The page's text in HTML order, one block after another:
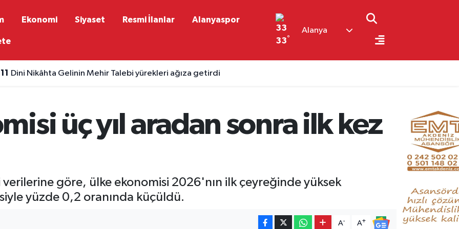
Ekonomi Siyaset Resmi İlanlar Alanyaspor
33°
Alanya
Dini Nikâhta Gelinin Mehir Talebi yürekleri ağıza getirdi
üç yıl aradan sonra ilk kez
verilerine göre, ülke ekonomisi 2026'nın ilk çeyreğinde yüksek
yüzde 0,2 oranında küçüldü.
A- A+